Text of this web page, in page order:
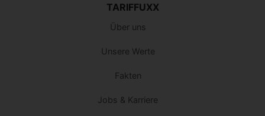
TARIFFUXX
Über uns
Unsere Werte
Fakten
Jobs & Karriere